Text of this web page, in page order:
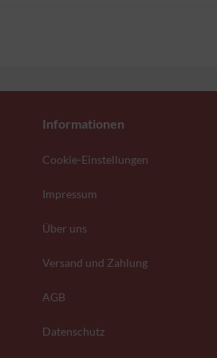
Informationen
Cookie-Einstellungen
Impressum
Über uns
Versand und Zahlung
AGB
Datenschutz